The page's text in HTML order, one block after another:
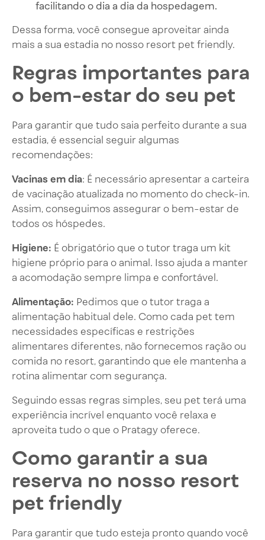
facilitando o dia a dia da hospedagem.
Dessa forma, você consegue aproveitar ainda
mais a sua estadia no nosso resort pet friendly.
Regras importantes para
o bem-estar do seu pet
Para garantir que tudo saia perfeito durante a sua
estadia, é essencial seguir algumas
recomendações:
Vacinas em dia: É necessário apresentar a carteira
de vacinação atualizada no momento do check-in.
Assim, conseguimos assegurar o bem-estar de
todos os hóspedes.
Higiene: É obrigatório que o tutor traga um kit
higiene próprio para o animal. Isso ajuda a manter
a acomodação sempre limpa e confortável.
Alimentação: Pedimos que o tutor traga a
alimentação habitual dele. Como cada pet tem
necessidades específicas e restrições
alimentares diferentes, não fornecemos ração ou
comida no resort, garantindo que ele mantenha a
rotina alimentar com segurança.
Seguindo essas regras simples, seu pet terá uma
experiência incrível enquanto você relaxa e
aproveita tudo o que o Pratagy oferece.
Como garantir a sua
reserva no nosso resort
pet friendly
Para garantir que tudo esteja pronto quando você